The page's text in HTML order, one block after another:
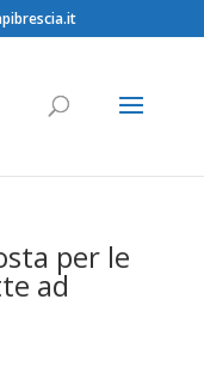
per le
ad